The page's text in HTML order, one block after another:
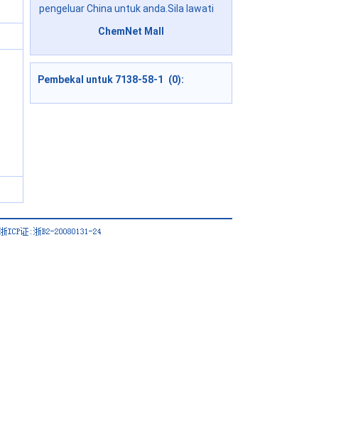
pengeluar China untuk anda.Sila lawati
ChemNet Mall
Pembekal untuk 7138-58-1 (0):